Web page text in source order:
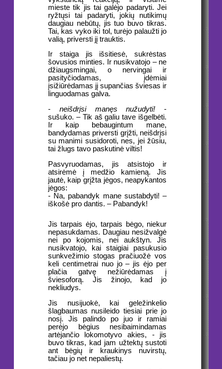
mieste tik jis tai galėjo padaryti. Jei
ryžtųsi tai padaryti, jokių nutikimų
daugiau nebūtų, jis tuo buvo tikras.
Tai, kas vyko iki tol, turėjo palaužti jo
valią, priversti jį trauktis.
Ir staiga jis išsitiesė, sukrėstas
šovusios minties. Ir nusikvatojo – ne
džiaugsmingai, o nervingai ir
pasityčiodamas, įdėmiai
įsižiūrėdamas jį supančias šviesas ir
linguodamas galva.
- neišdrįsi manęs nužudyti! -
sušuko. – Tik aš galiu tave išgelbėti.
Ir kaip bebaugintum mane,
bandydamas priversti grįžti, neišdrįsi
su manimi susidoroti, nes, jei žūsiu,
tai žlugs tavo paskutinė viltis!
Pasvyruodamas, jis atsistojo ir
atsirėmė į medžio kamieną. Jis
jautė, kaip grįžta jėgos, neapykantos
jėgos:
- Na, pabandyk mane sustabdyti! –
iškošė pro dantis. – Pabandyk!
Jis tarpais ėjo, tarpais bėgo, niekur
nepasukdamas. Daugiau nesižvalgė
nei po kojomis, nei aukštyn. Jis
nusikvatojo, kai staigiai pasukusio
sunkvežimio stogas pračiuožė vos
keli centimetrai nuo jo – jis ėjo per
plačia gatvę nežiūrėdamas į
šviesoforą. Jis žinojo, kad jo
nekliudys.
Jis nusijuokė, kai geležinkelio
šlagbaumas nusileido tiesiai prie jo
nosį. Jis palindo po juo ir ramiai
perėjo bėgius nesibaimindamas
artėjančio lokomotyvo akies, - jis
buvo tikras, kad jam užtektų sustoti
ant bėgių ir kraukinys nuvirstų,
tačiau jo net nepaliestų.